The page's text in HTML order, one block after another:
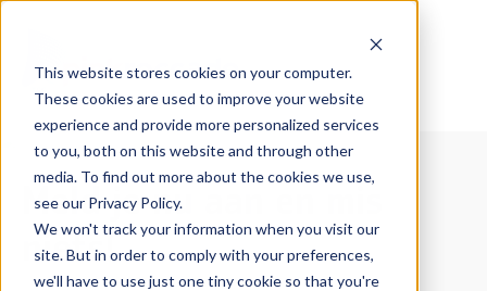
This website stores cookies on your computer.
These cookies are used to improve your website
experience and provide more personalized services
to you, both on this website and through other
media. To find out more about the cookies we use,
see our Privacy Policy.
We won't track your information when you visit our
site. But in order to comply with your preferences,
we'll have to use just one tiny cookie so that you're
Meld je nu aan en mis
niets!